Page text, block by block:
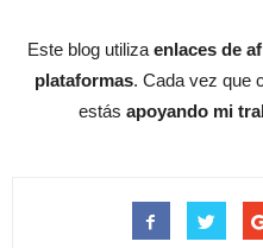
Este blog utiliza enlaces de
plataformas. Cada vez que
estás apoyando mi